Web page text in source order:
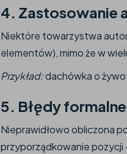
4. Zastosowanie
Niektóre towarzystwa
elementów), mimo że w
Przykład:dachówka o
5. Błędy
Nieprawidłowo obliczona
przyporządkowanie pozycji